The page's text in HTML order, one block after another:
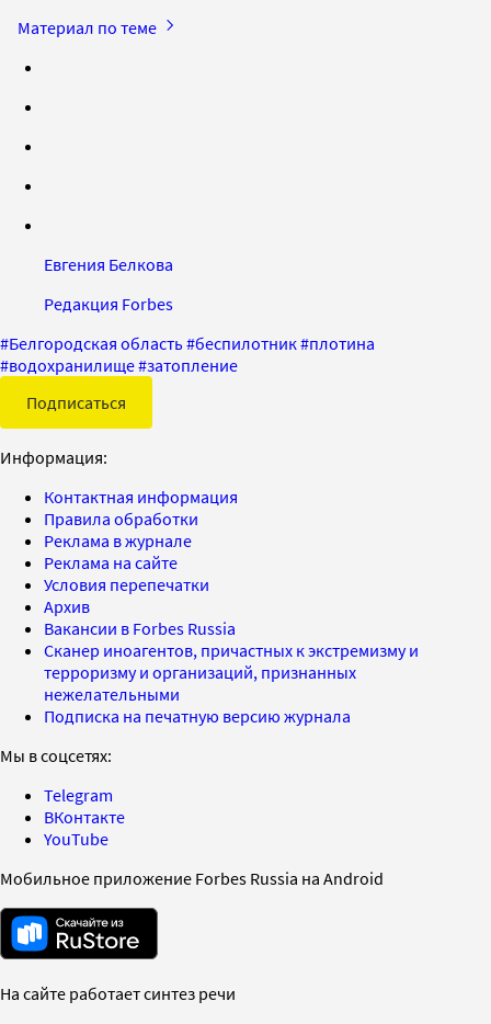
Материал по теме
Евгения Белкова
Редакция Forbes
#Белгородская область#беспилотник#плотина
#водохранилище#затопление
Подписаться
Информация:
Контактная информация
Правила обработки
Реклама в журнале
Реклама на сайте
Условия перепечатки
Архив
Вакансии в Forbes Russia
Сканер иноагентов, причастных к экстремизму и
терроризму и организаций, признанных
нежелательными
Подписка на печатную версию журнала
Мы в соцсетях:
Telegram
ВКонтакте
YouTube
Мобильное приложение Forbes Russia на Android
На сайте работает синтез речи